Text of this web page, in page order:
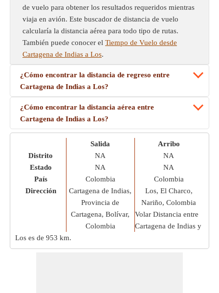
de vuelo para obtener los resultados requeridos mientras
viaja en avión. Este buscador de distancia de vuelo
calcularía la distancia aérea para todo tipo de rutas.
También puede conocer el Tiempo de Vuelo desde
Cartagena de Indias a Los.
¿Cómo encontrar la distancia de regreso entre
Cartagena de Indias a Los?
¿Cómo encontrar la distancia aérea entre
Cartagena de Indias a Los?
Distrito
Estado
País
Dirección
Salida
NA
NA
Colombia
Cartagena de Indias,
Provincia de
Cartagena, Bolívar,
Colombia
Arribo
NA
NA
Colombia
Los, El Charco,
Nariño, Colombia
Volar Distancia entre
Cartagena de Indias y
Los es de 953 km.